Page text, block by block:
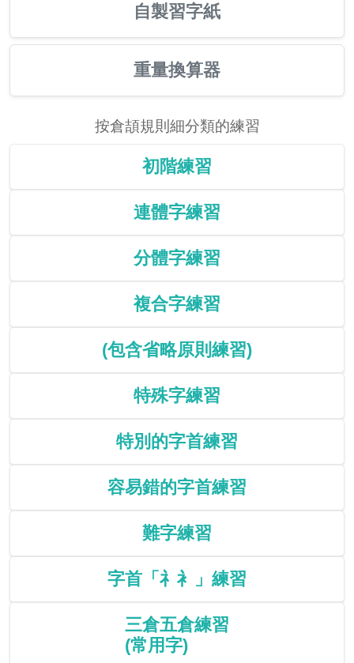
自製習字紙
重量換算器
按倉頡規則細分類的練習
初階練習
連體字練習
分體字練習
複合字練習
(包含省略原則練習)
特殊字練習
特別的字首練習
容易錯的字首練習
難字練習
字首「礻衤」練習
三倉五倉練習
(常用字)